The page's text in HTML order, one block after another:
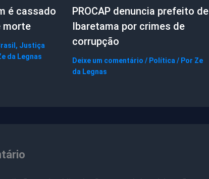
é cassado
morte
, Justiça
da Legnas
PROCAP denuncia prefeito de
Ibaretama por crimes de
corrupção
Deixe um comentário / Política / Por Ze
da Legnas